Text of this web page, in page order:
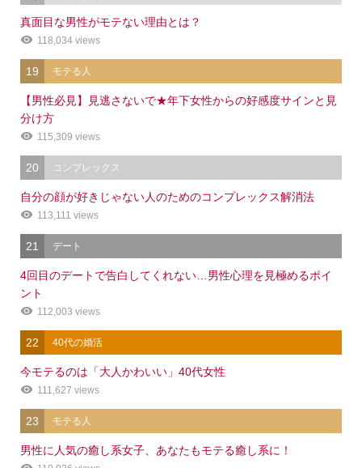
真面目な男性がモテない理由とは？
118,034 views
19 モテる人
【男性必見】見逃さないで★年下女性からの好感度サインと見
分け方
115,309 views
20 コンプレックス
自分の顔が好きじゃない人のためのコンプレックス解消法
113,111 views
21 デート
4回目のデートで告白してくれない…男性心理を見極めるポイ
ント
112,003 views
22 40代の婚活
今モテるのは「大人かわいい」40代女性
111,627 views
23 モテる人
男性に人気の癒し系女子、あなたもモテる癒し系に！
シェア 電話 メール